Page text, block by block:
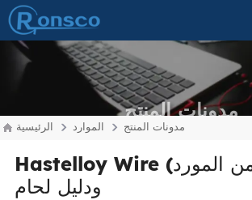
مدونات المنتج
الرئيسية الموارد مدونات المنتج
Hastelloy Wire (من المورد)-خصائص
ودليل لحام